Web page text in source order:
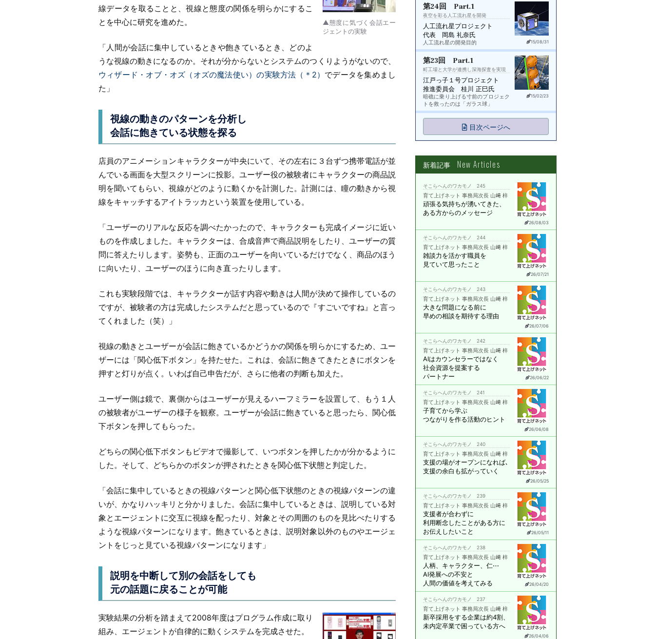
▲態度に気づく会話エー
ジェントの実験
線データを取ることと、視線と態度の関係を明らかにするこ
とを中心に研究を進めた。
「人間が会話に集中しているときや飽きているとき、どのよ
うな視線の動きになるのか。それが分からないとシステムのつくりようがないので、
ウィザード・オブ・オズ（オズの魔法使い）の実験方法（＊2） でデータを集めまし
た」
視線の動きのパターンを分析し
会話に飽きている状態を探る
店員のアニメーションキャラクターが中央にいて、その左右に３台ずつ携帯電話が並
んでいる画面を大型スクリーンに投影。ユーザー役の被験者にキャラクターの商品説
明を聞いてもらい、視線がどのように動くかを計測した。計測には、瞳の動きから視
線をキャッチするアイトラッカという装置を使用している。
「ユーザーのリアルな反応を調べたかったので、キャラクターも完成イメージに近い
ものを作成しました。キャラクターは、合成音声で商品説明をしたり、ユーザーの質
問に答えたりします。姿勢も、正面のユーザーを向いているだけでなく、商品のほう
に向いたり、ユーザーのほうに向き直ったりします。
これも実験段階では、キャラクターが話す内容や動きは人間が決めて操作しているの
ですが、被験者の方は完成したシステムだと思っているので『すごいですね』と言っ
てくれました（笑）」
視線の動きとユーザーが会話に飽きているかどうかの関係を明らかにするため、ユー
ザーには「関心低下ボタン」を持たせた。これは、会話に飽きてきたときにボタンを
押すと灯りが点く。いわば自己申告だが、さらに他者の判断も加えた。
ユーザー側は鏡で、裏側からはユーザーが見えるハーフミラーを設置して、もう１人
の被験者がユーザーの様子を観察。ユーザーが会話に飽きていると思ったら、関心低
下ボタンを押してもらった。
どちらの関心低下ボタンもビデオで撮影して、いつボタンを押したかが分かるように
した。そして、どちらかのボタンが押されたときを関心低下状態と判定した。
「会話に集中しているときの視線パターンと関心低下状態のときの視線パターンの違
いが、かなりハッキリと分かりました。会話に集中しているときは、説明している対
象とエージェントに交互に視線を配ったり、対象とその周囲のものを見比べたりする
ような視線パターンになります。飽きているときは、説明対象以外のものやエージェ
ントをじっと見ている視線パターンになります」
説明を中断して別の会話をしても
元の話題に戻ることが可能
実験結果の分析を踏まえて2008年度はプログラム作成に取り
組み、エージェントが自律的に動くシステムを完成させた。
15/08/31
第24回 Part.1
夜空を彩る人工流れ星を開発
人工流れ星プロジェクト
代表 岡島 礼奈氏
人工流れ星の開発目的
15/02/23
第23回 Part.1
町工場と大学が連携し深海探査を実現
江戸っ子１号プロジェクト
推進委員会 桂川 正巳氏
暗礁に乗り上げる寸前のプロジェク
トを救ったのは「ガラス球」
目次ページへ
新着記事 New Articles
26/08/03
そこらへんのワカモノ 245
育て上げネット 事務局次長 山﨑 梓
頑張る気持ちが湧いてきた、
ある方からのメッセージ
26/07/21
そこらへんのワカモノ 244
育て上げネット 事務局次長 山﨑 梓
雑談力を活かす職員を
見ていて思ったこと
26/07/06
そこらへんのワカモノ 243
育て上げネット 事務局次長 山﨑 梓
大きな問題になる前に
早めの相談を期待する理由
26/06/22
そこらへんのワカモノ 242
育て上げネット 事務局次長 山﨑 梓
AIはカウンセラーではなく
社会資源を提案する
パートナー
26/06/08
そこらへんのワカモノ 241
育て上げネット 事務局次長 山﨑 梓
子育てから学ぶ
つながりを作る活動のヒント
26/05/25
そこらへんのワカモノ 240
育て上げネット 事務局次長 山﨑 梓
支援の場がオープンになれば､
支援の余白も拡がっていく
26/05/11
そこらへんのワカモノ 239
育て上げネット 事務局次長 山﨑 梓
支援者が合わずに
利用断念したことがある方に
お伝えしたいこと
26/04/20
そこらへんのワカモノ 238
育て上げネット 事務局次長 山﨑 梓
人柄、キャラクター、仁⋯
AI発展への不安と
人間の価値を考えてみる
26/04/06
そこらへんのワカモノ 237
育て上げネット 事務局次長 山﨑 梓
新卒採用をする企業は約4割、
未内定卒業で困っている方へ